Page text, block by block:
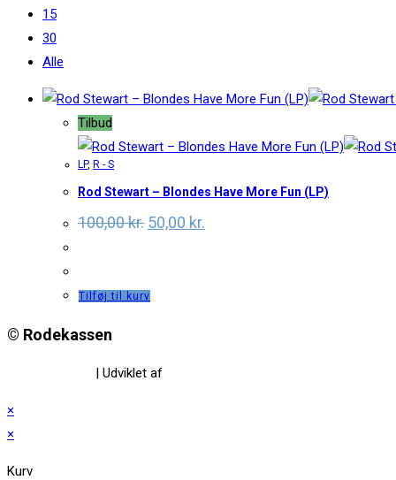
15
30
Alle
Tilbud
LP, R - S
Rod Stewart – Blondes Have More Fun (LP)
100,00kr. Original
price
50,00 kr.
price
Tilføj til kurv
© Rodekassen
| Udviklet af
×
×
Kurv